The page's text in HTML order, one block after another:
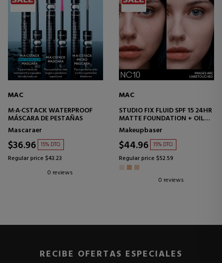
MAC
M·A·CSTACK WATERPROOF
MÁSCARA DE PESTAÑAS
Mascaraer
$36.96 15% DTO.
Regular price $43.23
0 reviews
MAC
STUDIO FIX FLUID SPF 15 24HR
MATTE FOUNDATION + OIL
CONTROL
MAKEUPBASE
Makeupbaser
$44.96 15% DTO.
Regular price $52.59
0 reviews
RECIBE OFERTAS ESPECIALES